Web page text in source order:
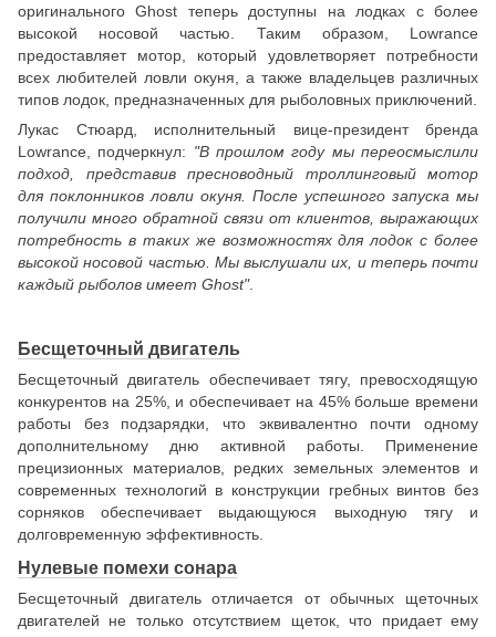
оригинального Ghost теперь доступны на лодках с более
высокой носовой частью. Таким образом, Lowrance
предоставляет мотор, который удовлетворяет потребности
всех любителей ловли окуня, а также владельцев различных
типов лодок, предназначенных для рыболовных приключений.
Лукас Стюард, исполнительный вице-президент бренда
Lowrance, подчеркнул: "В прошлом году мы переосмыслили
подход, представив пресноводный троллинговый мотор
для поклонников ловли окуня. После успешного запуска мы
получили много обратной связи от клиентов, выражающих
потребность в таких же возможностях для лодок с более
высокой носовой частью. Мы выслушали их, и теперь почти
каждый рыболов имеет Ghost".
Бесщеточный двигатель
Бесщеточный двигатель обеспечивает тягу, превосходящую
конкурентов на 25%, и обеспечивает на 45% больше времени
работы без подзарядки, что эквивалентно почти одному
дополнительному дню активной работы. Применение
прецизионных материалов, редких земельных элементов и
современных технологий в конструкции гребных винтов без
сорняков обеспечивает выдающуюся выходную тягу и
долговременную эффективность.
Нулевые помехи сонара
Бесщеточный двигатель отличается от обычных щеточных
двигателей не только отсутствием щеток, что придает ему